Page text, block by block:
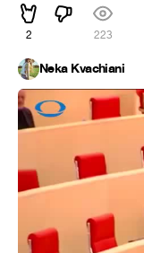
2 223
Neka Kvachiani